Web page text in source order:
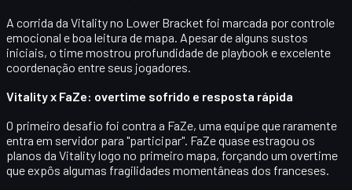
A corrida da Vitality no Lower Bracket foi marcada porcontrole
emocional e boa leitura de mapa. Apesar de alguns sustos
iniciais, o time mostrou profundidade de playbook e excelente
coordenação entre seus jogadores.
Vitality x FaZe: overtime sofrido e resposta rápida
O primeiro desafio foi contra a FaZe, uma equipe que raramente
entra em servidor para "participar". FaZe quase estragou os
planos da Vitality logo no primeiro mapa, forçando um overtime
que expôs algumas fragilidades momentâneas dos franceses.